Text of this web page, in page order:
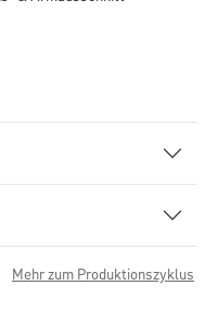
Mehr zum Produktionszyklus